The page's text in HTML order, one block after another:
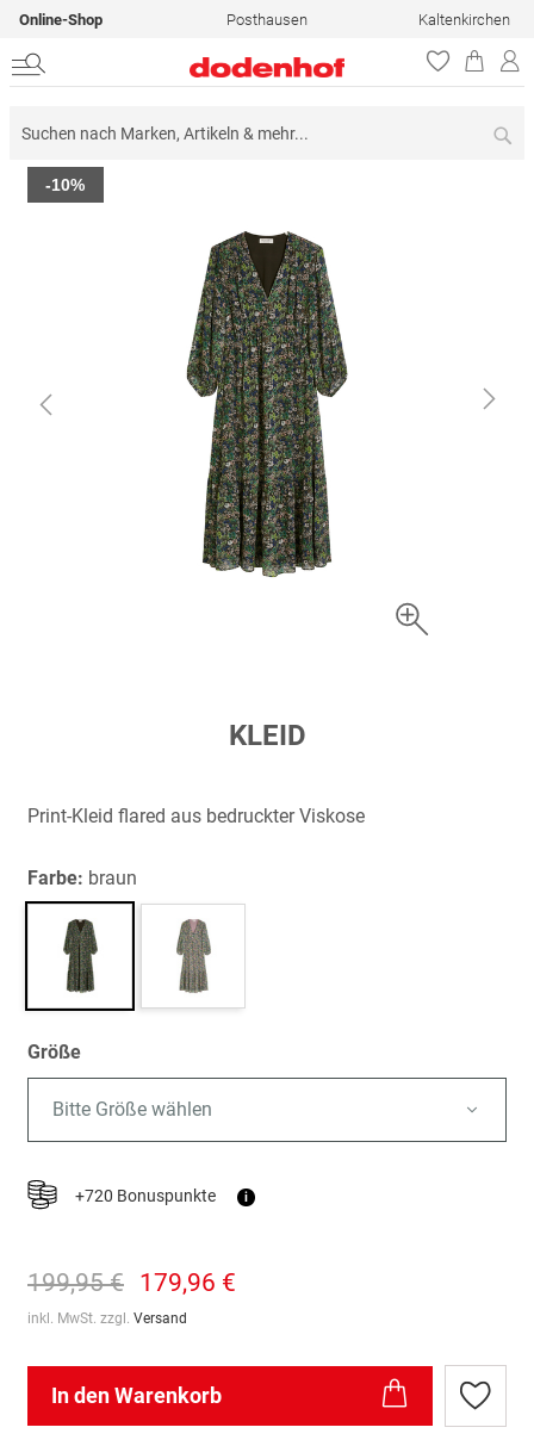
Online-Shop Posthausen Kaltenkirchen
Zum
Ende
-10%
springen
KLEID
Print-Kleid flared aus bedruckter Viskose
Farbe: braun
Größe
Bitte Größe wählen
+720 Bonuspunkte i
199,95 € 179,96 €
inkl. MwSt. zzgl. Versand
In den Warenkorb
Zur